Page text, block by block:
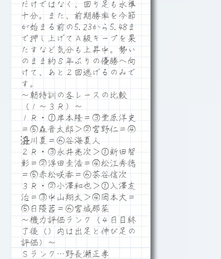
だけではなく、回り足も水準
十分。また、前期勝率を今節
が始まる前の5.23から5.48ま
で押し上げてＡ級キープを果
たすなど気分も上昇中。勢い
のまま約８年ぶりの優勝へ向
けて、あと２回逃げるのみで
す。
～朝特訓の各レースの比較
（１～３Ｒ）～
１Ｒ・①岸本隆＝③堂原洋史
＝⑤森晋太郎＞②宮野仁＝④
澁川夏＝⑥谷海夏人
２Ｒ・③永井亮次＞①新田智
彰＝②浮田圭浩＝④松江秀徳
＝⑤赤松咲香＝⑥茶谷信次
３Ｒ・②小澤和也＞①入澤友
治＝③中山翔太＞④岡本大＝
⑤日隈茜＝⑥宮城那菜
～機力評価ランク（４日目終
了後（）内は出足と伸び足の
評価）～
Ｓランク…野長瀬正孝